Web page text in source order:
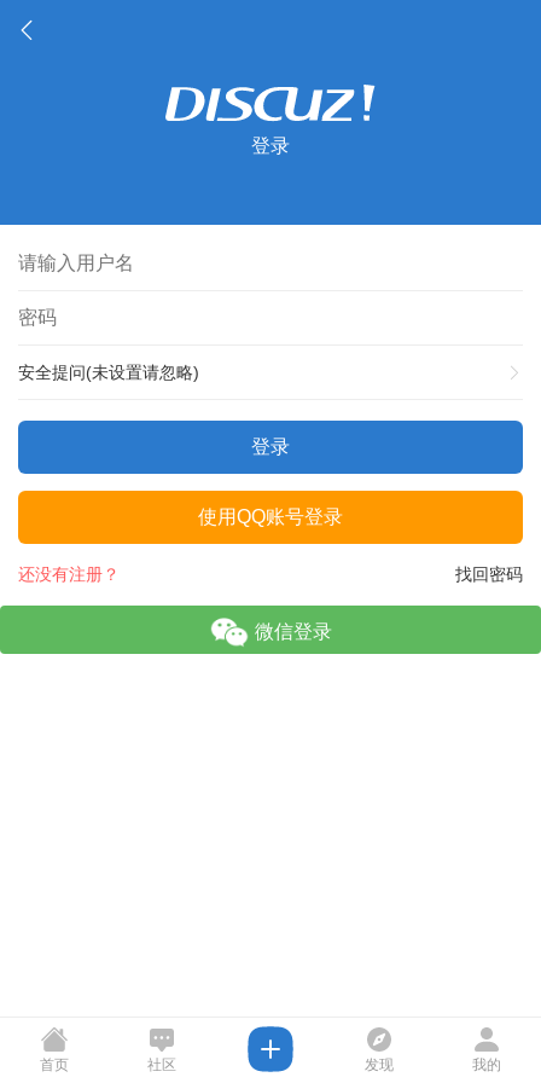
登录
安全提问(未设置请忽略)
登录
使用QQ账号登录
找回密码
还没有注册？
微信登录
首页 社区 发现 我的